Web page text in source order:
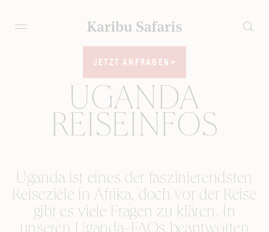
JETZT ANFRAGEN
JETZT ANFRAGEN
UGANDA
REISEINFOS
Uganda ist eines der faszinierendsten
Reiseziele in Afrika, doch vor der Reise
gibt es viele Fragen zu klären. In